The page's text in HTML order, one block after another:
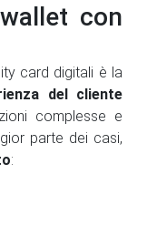
con
card digitali è la
del cliente
complesse e
parte dei casi,
: